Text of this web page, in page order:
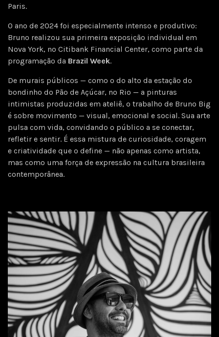
Paris.
O ano de 2024 foi especialmente intenso e produtivo:
Bruno realizou sua primeira exposição individual em
Nova York, no Citibank Financial Center, como parte da
programação da Brazil Week.
De murais públicos — como o do alto da estação do
bondinho do Pão de Açúcar, no Rio — a pinturas
intimistas produzidas em ateliê, o trabalho de Bruno Big
é sobre movimento — visual, emocional e social. Sua arte
pulsa com vida, convidando o público a se conectar,
refletir e sentir. É essa mistura de curiosidade, coragem
e criatividade que o define — não apenas como artista,
mas como uma força de expressão na cultura brasileira
contemporânea.